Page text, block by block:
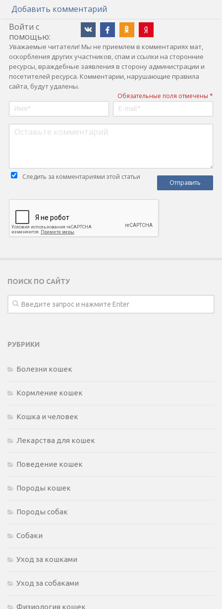
Добавить комментарий
Войти с
помощью:
Уважаемые читатели! Мы не приемлем в комментариях мат,
оскорбления других участников, спам и ссылки на сторонние
ресурсы, враждебные заявления в сторону администрации и
посетителей ресурса. Комментарии, нарушающие правила
сайта, будут удалены.
Обязательные поля отмечены *
Следить за комментариями этой статьи
ПОИСК ПО САЙТУ
РУБРИКИ
Болезни кошек
Кормление кошек
Кошка и человек
Лекарства для кошек
Поведение кошек
Породы кошек
Породы собак
Собаки
Уход за кошками
Уход за собаками
Физиология кошек